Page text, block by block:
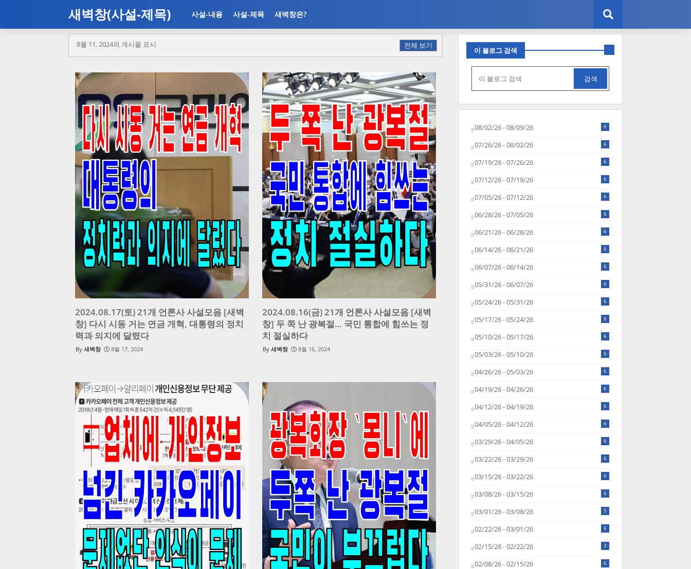
새벽창(사설-제목) 사설-내용 사설-제목 새벽창은?
8월 11, 2024의 게시물 표시 전체 보기
2024.08.17(토) 21개 언론사 사설모음 [새벽
창] 다시 시동 거는 연금 개혁, 대통령의 정치
력과 의지에 달렸다
새벽창 8월 17, 2024
2024.08.16(금) 21개 언론사 사설모음 [새벽
창] 두 쪽 난 광복절… 국민 통합에 힘쓰는 정
치 절실하다
새벽창 8월 16, 2024
이 블로그 검색
08/02/26 - 08/09/26 6
07/26/26 - 08/02/26 6
07/19/26 - 07/26/26 6
07/12/26 - 07/19/26 6
07/05/26 - 07/12/26 6
06/28/26 - 07/05/26 6
06/21/26 - 06/28/26 6
06/14/26 - 06/21/26 6
06/07/26 - 06/14/26 6
05/31/26 - 06/07/26 6
05/24/26 - 05/31/26 6
05/17/26 - 05/24/26 6
05/10/26 - 05/17/26 6
05/03/26 - 05/10/26 6
04/26/26 - 05/03/26 6
04/19/26 - 04/26/26 6
04/12/26 - 04/19/26 6
04/05/26 - 04/12/26 6
03/29/26 - 04/05/26 6
03/22/26 - 03/29/26 6
03/15/26 - 03/22/26 6
03/08/26 - 03/15/26 6
03/01/26 - 03/08/26 5
02/22/26 - 03/01/26 6
02/15/26 - 02/22/26 3
02/08/26 - 02/15/26 6